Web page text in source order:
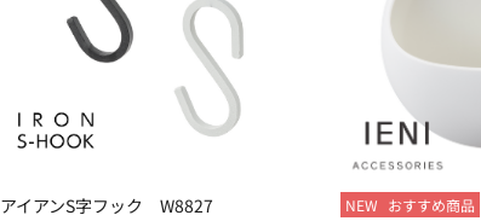
アイアンS字フック W8827 NEW おすすめ商品